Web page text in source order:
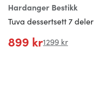
Hardanger Bestikk
Tuva dessertsett 7 deler
899 kr1299 kr